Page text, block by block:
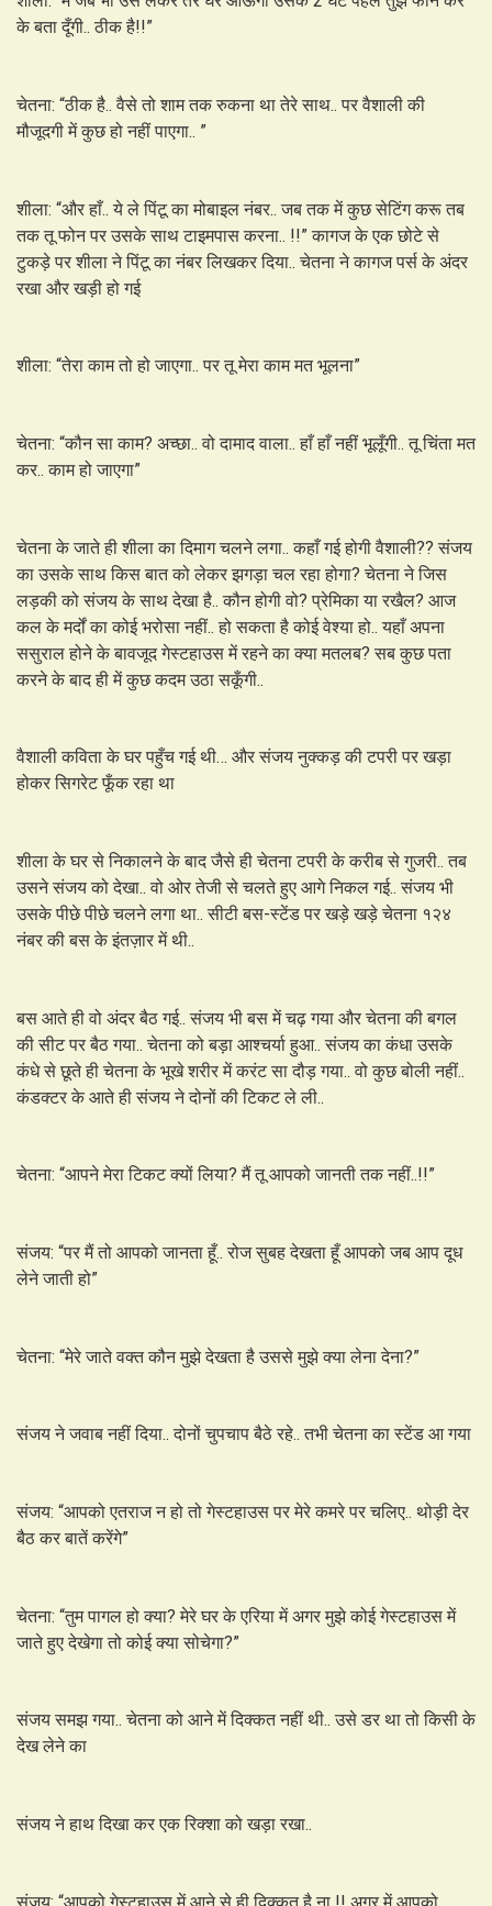
के बता दूँगी.. ठीक है!!”
चेतना: “ठीक है.. वैसे तो शाम तक रुकना था तेरे साथ.. पर वैशाली की
मौजूदगी में कुछ हो नहीं पाएगा.. ”
शीला: “और हाँ.. ये ले पिंटू का मोबाइल नंबर.. जब तक में कुछ सेटिंग करू तब
तक तू फोन पर उसके साथ टाइमपास करना.. !!” कागज के एक छोटे से
टुकड़े पर शीला ने पिंटू का नंबर लिखकर दिया.. चेतना ने कागज पर्स के अंदर
रखा और खड़ी हो गई
शीला: “तेरा काम तो हो जाएगा.. पर तू मेरा काम मत भूलना”
चेतना: “कौन सा काम? अच्छा.. वो दामाद वाला.. हाँ हाँ नहीं भूलूँगी.. तू चिंता मत
कर.. काम हो जाएगा”
चेतना के जाते ही शीला का दिमाग चलने लगा.. कहाँ गई होगी वैशाली?? संजय
का उसके साथ किस बात को लेकर झगड़ा चल रहा होगा? चेतना ने जिस
लड़की को संजय के साथ देखा है.. कौन होगी वो? प्रेमिका या रखैल? आज
कल के मर्दों का कोई भरोसा नहीं.. हो सकता है कोई वेश्या हो.. यहाँ अपना
ससुराल होने के बावजूद गेस्टहाउस में रहने का क्या मतलब? सब कुछ पता
करने के बाद ही में कुछ कदम उठा सकूँगी..
वैशाली कविता के घर पहुँच गई थी… और संजय नुक्कड़ की टपरी पर खड़ा
होकर सिगरेट फूँक रहा था
शीला के घर से निकालने के बाद जैसे ही चेतना टपरी के करीब से गुजरी.. तब
उसने संजय को देखा.. वो ओर तेजी से चलते हुए आगे निकल गई.. संजय भी
उसके पीछे पीछे चलने लगा था.. सीटी बस-स्टेंड पर खड़े खड़े चेतना १२४
नंबर की बस के इंतज़ार में थी..
बस आते ही वो अंदर बैठ गई.. संजय भी बस में चढ़ गया और चेतना की बगल
की सीट पर बैठ गया.. चेतना को बड़ा आश्चर्या हुआ.. संजय का कंधा उसके
कंधे से छूते ही चेतना के भूखे शरीर में करंट सा दौड़ गया.. वो कुछ बोली नहीं..
कंडक्टर के आते ही संजय ने दोनों की टिकट ले ली..
चेतना: “आपने मेरा टिकट क्यों लिया? मैं तू आपको जानती तक नहीं..!!”
संजय: “पर मैं तो आपको जानता हूँ.. रोज सुबह देखता हूँ आपको जब आप दूध
लेने जाती हो”
चेतना: “मेरे जाते वक्त कौन मुझे देखता है उससे मुझे क्या लेना देना?”
संजय ने जवाब नहीं दिया.. दोनों चुपचाप बैठे रहे.. तभी चेतना का स्टेंड आ गया
संजय: “आपको एतराज न हो तो गेस्टहाउस पर मेरे कमरे पर चलिए.. थोड़ी देर
बैठ कर बातें करेंगे”
चेतना: “तुम पागल हो क्या? मेरे घर के एरिया में अगर मुझे कोई गेस्टहाउस में
जाते हुए देखेगा तो कोई क्या सोचेगा?”
संजय समझ गया.. चेतना को आने में दिक्कत नहीं थी.. उसे डर था तो किसी के
देख लेने का
संजय ने हाथ दिखा कर एक रिक्शा को खड़ा रखा..
संजय: “आपको गेस्टहाउस में आने से ही दिक्कत है ना !! अगर में आपको